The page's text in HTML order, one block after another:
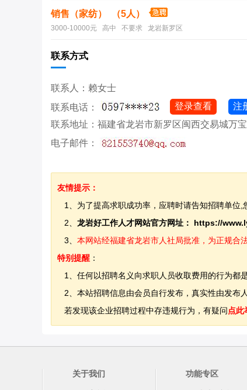
销售（家纺） （5人）
3000-10000元 高中 不要求 龙岩新罗区
联系方式
联系人：赖女士
联系电话：
登录查看
注
联系地址：福建省龙岩市新罗区闽西交易城万
电子邮件：
友情提示：
1、为了提高求职成功率，应聘时请告知招聘单位,
2、 龙岩好工作人才网站官方网址： https://
3、 本网站经福建省龙岩市人社局批准，为正规合
特别提醒 ：
1、任何以招聘名义向求职人员收取费用的行为都
2、本站招聘信息由会员自行发布，真实性由发布
若发现该企业招聘过程中存违规行为，有疑问点此
关于我们 功能专区